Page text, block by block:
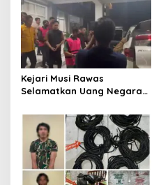
i
p
o
s
Kejari Musi Rawas
Selamatkan Uang Negara